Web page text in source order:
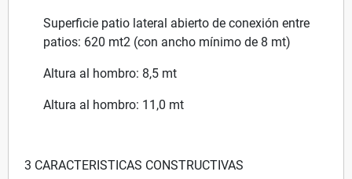
Superficie patio lateral abierto de conexión entre
patios: 620 mt2 (con ancho mínimo de 8 mt)
Altura al hombro: 8,5 mt
Altura al hombro: 11,0 mt
3 CARACTERISTICAS CONSTRUCTIVAS